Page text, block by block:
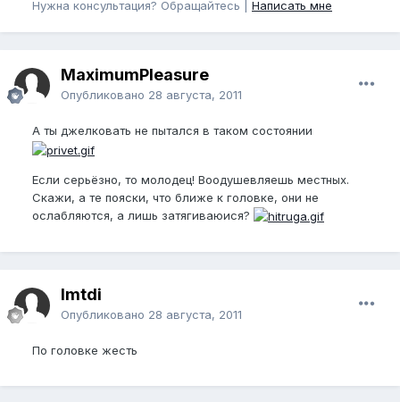
Нужна консультация? Обращайтесь | Написать мне
MaximumPleasure
Опубликовано 28 августа, 2011
А ты джелковать не пытался в таком состоянии
Если серьёзно, то молодец! Воодушевляешь местных.
Скажи, а те пояски, что ближе к головке, они не
ослабляются, а лишь затягиваюися?
Imtdi
Опубликовано 28 августа, 2011
По головке жесть